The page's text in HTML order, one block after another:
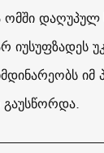
ომში
იუსუფზადეს
იმ